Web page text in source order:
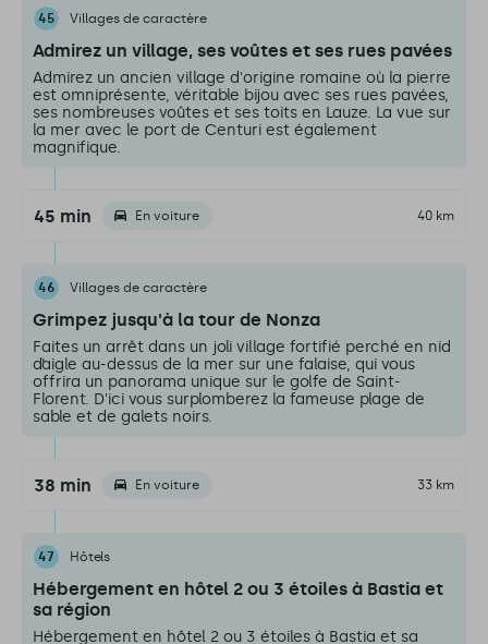
45 Villages de caractère
Admirez un village, ses voûtes et ses rues pavées
Admirez un ancien village d'origine romaine où la pierre
est omniprésente, véritable bijou avec ses rues pavées,
ses nombreuses voûtes et ses toits en Lauze. La vue sur
la mer avec le port de Centuri est également
magnifique.
45 min En voiture 40 km
46 Villages de caractère
Grimpez jusqu'à la tour de Nonza
Faites un arrêt dans un joli village fortifié perché en nid
d’aigle au-dessus de la mer sur une falaise, qui vous
offrira un panorama unique sur le golfe de Saint-
Florent. D'ici vous surplomberez la fameuse plage de
sable et de galets noirs.
38 min En voiture 33 km
47 Hôtels
Hébergement en hôtel 2 ou 3 étoiles à Bastia et
sa région
Hébergement en hôtel 2 ou 3 étoiles à Bastia et sa